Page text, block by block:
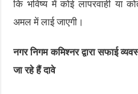
कि भविष्य में कोई लापरवाही या
अमल में लाई जाएगी।
नगर निगम कमिश्नर द्वारा सफाई
जा रहे हैं दावे